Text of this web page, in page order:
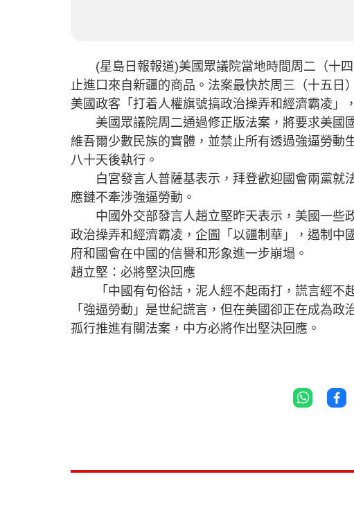
(星島日報報道)美國眾議院當地時間周二（十四
止進口來自新疆的商品。法案最快於周三（十五
美國政客「打着人權旗號搞政治操弄和經濟霸凌」
美國眾議院周二通過修正版法案，將要求美國
維吾爾少數民族的實體，並禁止所有透過強逼勞動
八十天後執行。
白宮發言人普薩基表示，拜登歡迎國會兩黨就
應鏈不牽涉強逼勞動。
中國外交部發言人趙立堅昨天表示，美國一些
政治操弄和經濟霸凌，企圖「以疆制華」，遏制中
府和國會在中國的信譽和形象進一步崩塌。
趙立堅：必將堅決回應
「中國有句俗話，泥人經不起雨打，謊言經不
「強逼勞動」是世紀謊言，但在美國卻正在成為
孤行推進有關法案，中方必將作出堅決回應。